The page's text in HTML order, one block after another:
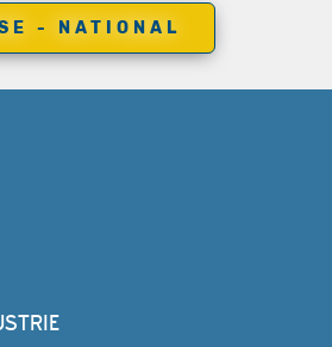
- NATIONAL